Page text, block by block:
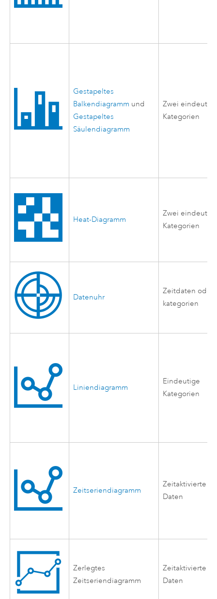
Gestapeltes
Balkendiagramm und
Gestapeltes
Säulendiagramm
Zwei
Kategorien
Heat-Diagramm
Zwei
Kategorien
Datenuhr
Zeitdaten oder
kategorien
Liniendiagramm
Eindeutige
Kategorien
Zeitseriendiagramm
Zeitaktivierte
Daten
Zerlegtes
Zeitseriendiagramm
Zeitaktivierte
Daten